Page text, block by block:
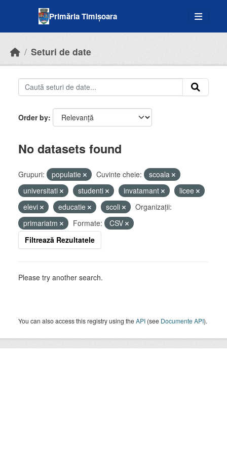
Primăria Timișoara
Seturi de date
Order by
No datasets found
Grupuri: populatie Cuvinte cheie:
scoala
universitati
studenti invatamant
licee
elevi
educatie scoli
Organizații:
primariatm
Formate:
CSV
Filtrează Rezultatele
Please try another search.
You can also access this registry using theAPI (see Documente API).